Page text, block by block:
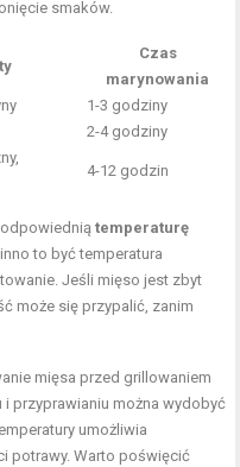
smaków.
Czas
marynowania
1-3 godziny
2-4 godziny
4-12 godzin
odpowiedniątemperaturę
to być temperatura
Jeśli mięso jest zbyt
może się przypalić, zanim
mięsa przed grillowaniem
przyprawianiu można wydobyć
umożliwia
potrawy. Warto poświęcić